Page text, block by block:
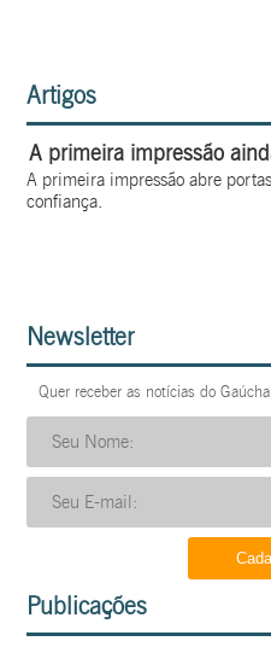
Artigos
A primeira impressão
A primeira impressão abre
confiança.
Newsletter
Quer receber as notícias do
Publicações